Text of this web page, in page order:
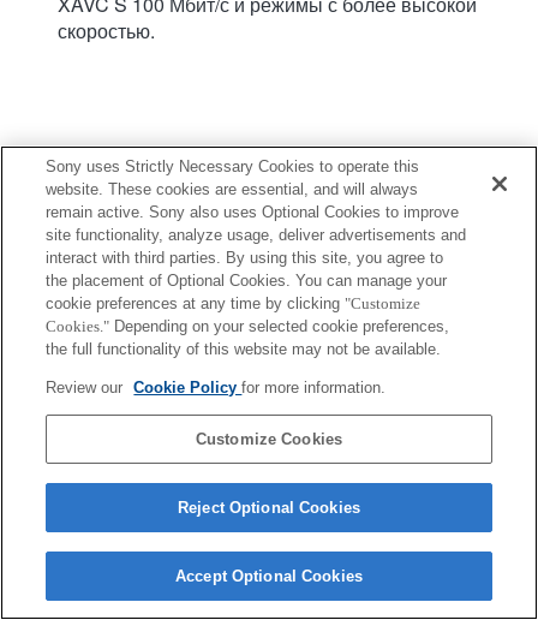
скоростью.
Terms of Use Contact Us
Copyright 2026 Sony Corporation
Sony uses Strictly Necessary Cookies to operate this
website. These cookies are essential, and will always
remain active. Sony also uses Optional Cookies to improve
site functionality, analyze usage, deliver advertisements and
interact with third parties. By using this site, you agree to
the placement of Optional Cookies. You can manage your
cookie preferences at any time by clicking "Customize
Cookies." Depending on your selected cookie preferences,
the full functionality of this website may not be available.
Review our Cookie Policyfor more information.
Customize Cookies
Reject Optional Cookies
Accept Optional Cookies